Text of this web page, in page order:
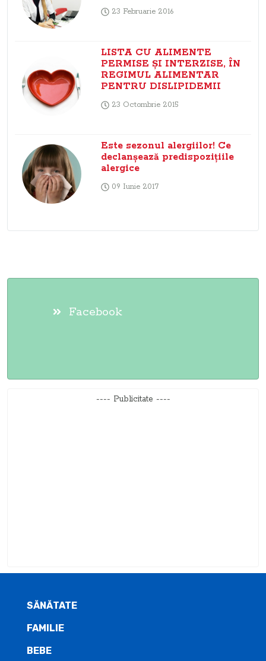
23 Februarie 2016
LISTA CU ALIMENTE
PERMISE ŞI INTERZISE, ÎN
REGIMUL ALIMENTAR
PENTRU DISLIPIDEMII
23 Octombrie 2015
Este sezonul alergiilor! Ce
declanşează predispoziţiile
alergice
09 Iunie 2017
Facebook
---- Publicitate ----
SĂNĂTATE
FAMILIE
BEBE